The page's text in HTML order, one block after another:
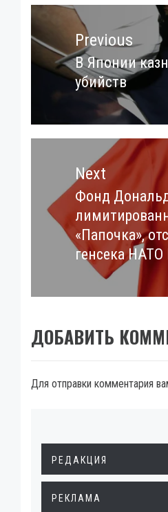
Навигация
по
записямPrevious
Previous
post:
В Японии
убийств
Next
Next
post:
Фонд
«Папочка»,
генсека
ДОБАВИТЬ
Для отправки комментария
РЕДАКЦИЯ
РЕКЛАМА